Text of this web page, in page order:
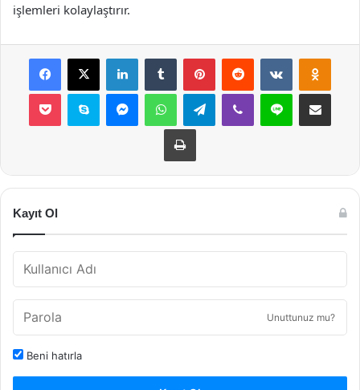
işlemleri kolaylaştırır.
Facebook
X LinkedInTumblr PinterestReddit VKontakte
Pocket Skype MessengerWhatsAppTelegramViber Line E-Posta ile
Yazdır
Kayıt Ol
Unuttunuz mu?
Beni hatırla